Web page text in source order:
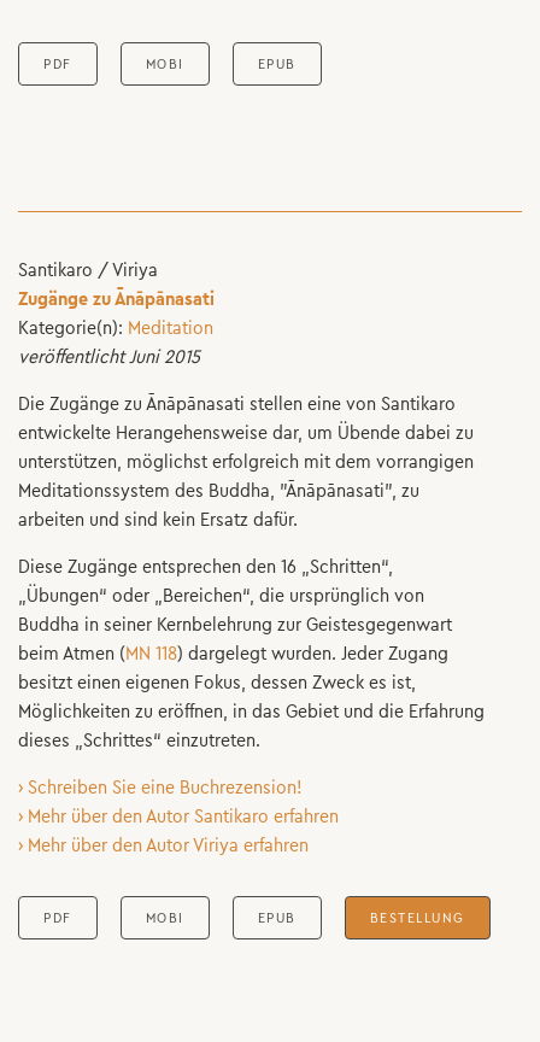
PDF MOBI EPUB
Santikaro / Viriya
Zugänge zu Ānāpānasati
Kategorie(n): Meditation
veröffentlicht Juni 2015
Die Zugänge zu Ānāpānasati stellen eine von Santikaro
entwickelte Herangehensweise dar, um Übende dabei zu
unterstützen, möglichst erfolgreich mit dem vorrangigen
Meditationssystem des Buddha, "Ānāpānasati", zu
arbeiten und sind kein Ersatz dafür.
Diese Zugänge entsprechen den 16 „Schritten“,
„Übungen“ oder „Bereichen“, die ursprünglich von
Buddha in seiner Kernbelehrung zur Geistesgegenwart
beim Atmen (MN 118) dargelegt wurden. Jeder Zugang
besitzt einen eigenen Fokus, dessen Zweck es ist,
Möglichkeiten zu eröffnen, in das Gebiet und die Erfahrung
dieses „Schrittes“ einzutreten.
› Schreiben Sie eine Buchrezension!
› Mehr über den Autor Santikaro erfahren
› Mehr über den Autor Viriya erfahren
PDF MOBI EPUB BESTELLUNG